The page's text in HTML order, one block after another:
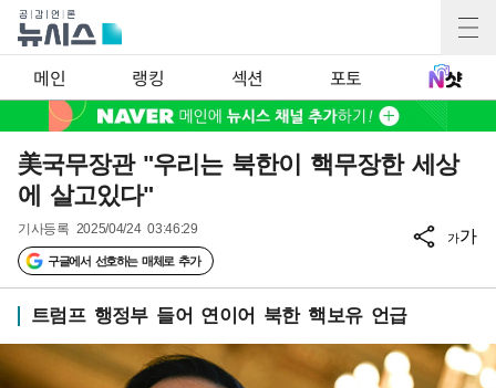
메인 랭킹 섹션 포토
美국무장관 "우리는 북한이 핵무장한 세상
에 살고있다"
기사등록 2025/04/24 03:46:29
구글에서 선호하는 매체로 추가
가가
트럼프 행정부 들어 연이어 북한 핵보유 언급